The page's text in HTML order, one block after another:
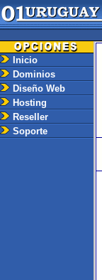
Inicio
Dominios
Diseño Web
Hosting
Reseller
Soporte